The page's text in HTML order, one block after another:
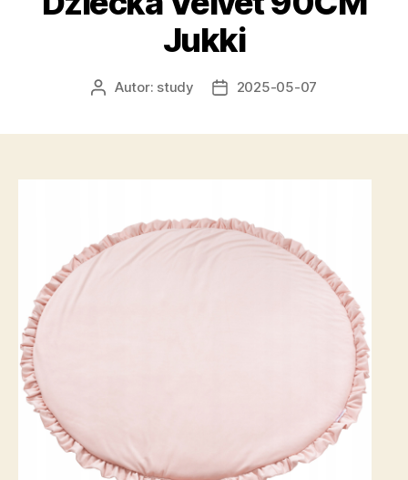
Jukki
AutorAutor: study
Data2025-05-07